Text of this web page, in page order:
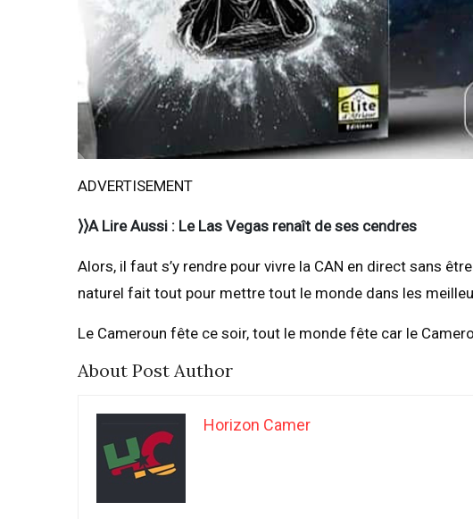
ADVERTISEMENT
⟩⟩A Lire Aussi : Le Las Vegas renaît de ses cendres
Alors, il faut s’y rendre pour vivre la CAN en direct sans
naturel fait tout pour mettre tout le monde dans les
Le Cameroun fête ce soir, tout le monde fête car le
About Post Author
Horizon Camer